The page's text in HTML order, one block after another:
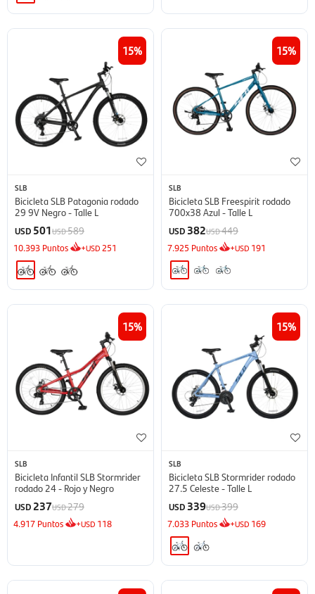
15
SLB
Bicicleta SLB Patagonia rodado
29 9V Negro - Talle L
USD 501USD589
10.393 Puntos +USD251
15
SLB
Bicicleta SLB Freespirit rodado
700x38 Azul - Talle L
USD 382USD449
7.925 Puntos +USD 191
15
SLB
Bicicleta Infantil SLB Stormrider
rodado 24 - Rojo y Negro
USD237USD279
4.917 Puntos +USD 118
15
SLB
Bicicleta SLB Stormrider rodado
27.5 Celeste - Talle L
USD 339USD399
7.033 Puntos +USD 169